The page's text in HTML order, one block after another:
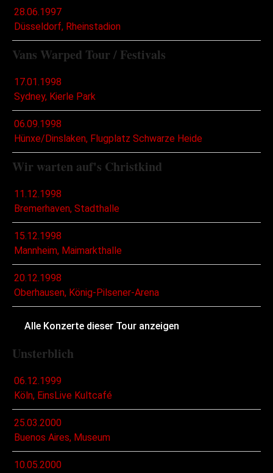
28.06.1997
Düsseldorf, Rheinstadion
Vans Warped Tour / Festivals
17.01.1998
Sydney, Kierle Park
06.09.1998
Hünxe/Dinslaken, Flugplatz Schwarze Heide
Wir warten auf's Christkind
11.12.1998
Bremerhaven, Stadthalle
15.12.1998
Mannheim, Maimarkthalle
20.12.1998
Oberhausen, König-Pilsener-Arena
Alle Konzerte dieser Tour anzeigen
Unsterblich
06.12.1999
Köln, EinsLive Kultcafé
25.03.2000
Buenos Aires, Museum
10.05.2000